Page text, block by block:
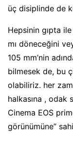
üç disiplinde de
Hepsinin gıpta
mı döneceğini
105 mm’nin
bilmesek de, bu
olabiliriz. her
halkasına , odak
Cinema EOS
görünümüne”